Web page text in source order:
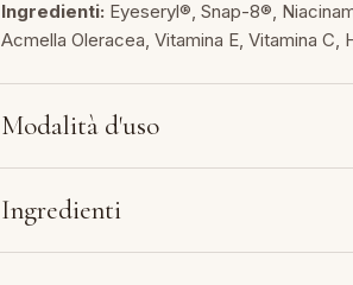
Ingredienti: Eyeseryl®, Snap-8®,
Acmella Oleracea, Vitamina E, Vitamina C,
Modalità d'uso
Ingredienti